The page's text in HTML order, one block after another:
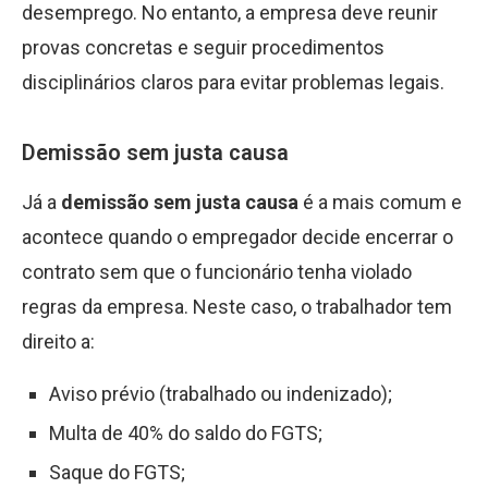
desemprego. No entanto, a empresa deve reunir
provas concretas e seguir procedimentos
disciplinários claros para evitar problemas legais.
Demissão sem justa causa
Já a demissão sem justa causa é a mais comum e
acontece quando o empregador decide encerrar o
contrato sem que o funcionário tenha violado
regras da empresa. Neste caso, o trabalhador tem
direito a:
Aviso prévio (trabalhado ou indenizado);
Multa de 40% do saldo do FGTS;
Saque do FGTS;